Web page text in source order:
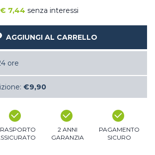
€ 7,44 senza interessi
AGGIUNGI AL CARRELLO
ore
€9,90
2 ANNI
GARANZIA
PAGAMENTO
SICURO